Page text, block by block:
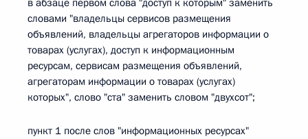
в абзаце первом слова "доступ к которым" заменить
словами "владельцы сервисов размещения
объявлений, владельцы агрегаторов информации о
товарах (услугах), доступ к информационным
ресурсам, сервисам размещения объявлений,
агрегаторам информации о товарах (услугах)
которых", слово "ста" заменить словом "двухсот";
пункт 1 после слов "информационных ресурсах"